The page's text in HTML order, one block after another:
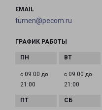
EMAIL
tumen@pecom.ru
ГРАФИК РАБОТЫ
с 09:00 до
21:00
с 09:00 до
21:00